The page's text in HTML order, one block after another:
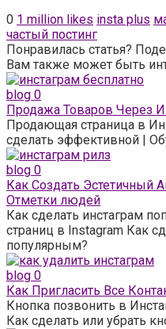
0 1 million likes insta plus
частый постинг
Понравилась статья?
Вам также может быть
blog 0
Продажа Товаров Через
Продающая страница в
сделать эффективной |
blog 0
Как Создать Эстетичный
Отметки людей
Как сделать инстаграм
страниц в Instagram Как
популярным?
blog 0
Как Пригласить Все
Кнопка позвонить в
Как сделать или убрать